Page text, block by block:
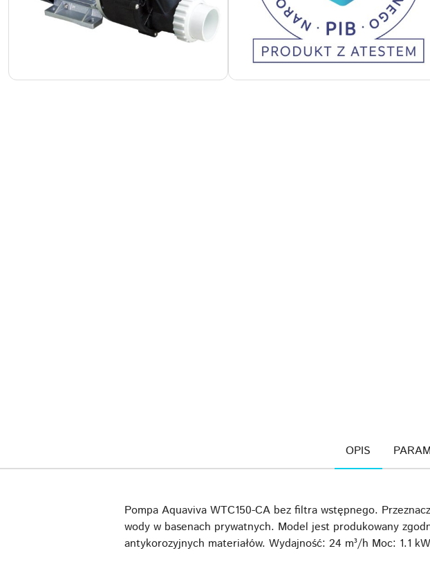
OPIS
Pompa Aquaviva WTC150-CA bez filtra wstępnego.
wody w basenach prywatnych. Model jest produkowany
antykorozyjnych materiałów. Wydajność: 24 m³/h Moc: 1.1